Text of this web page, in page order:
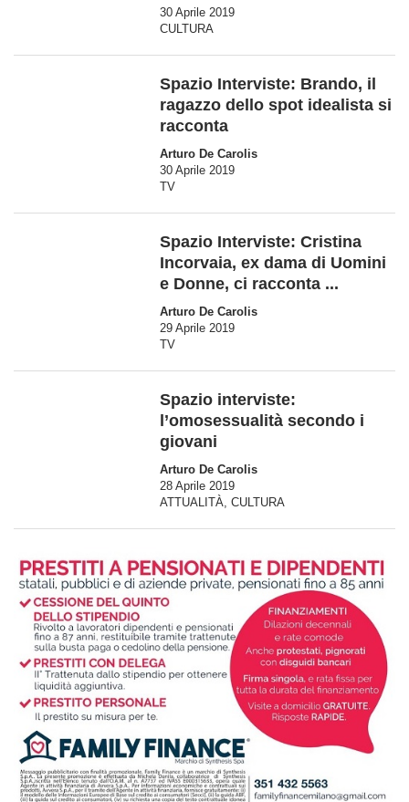
30 Aprile 2019
CULTURA
Spazio Interviste: Brando, il
ragazzo dello spot idealista si
racconta
Arturo De Carolis
30 Aprile 2019
TV
Spazio Interviste: Cristina
Incorvaia, ex dama di Uomini
e Donne, ci racconta ...
Arturo De Carolis
29 Aprile 2019
TV
Spazio interviste:
l’omosessualità secondo i
giovani
Arturo De Carolis
28 Aprile 2019
ATTUALITÀ CULTURA